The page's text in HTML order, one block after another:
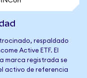
respaldado
Active ETF. El
marca registrada se
activo de referencia